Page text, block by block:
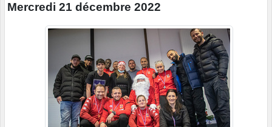
Mercredi 21 décembre 2022